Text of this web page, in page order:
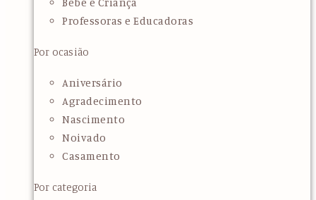
Professoras e Educadoras
Por ocasião
Aniversário
Agradecimento
Nascimento
Noivado
Casamento
Por categoria